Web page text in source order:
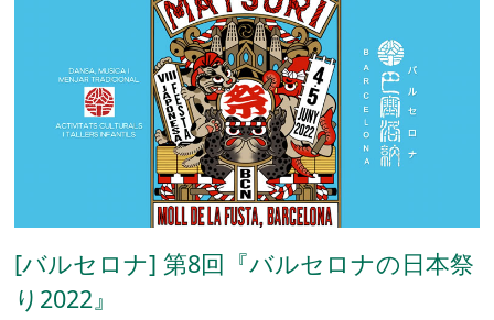
[バルセロナ] 第8回『バルセロナの日本祭
り2022』